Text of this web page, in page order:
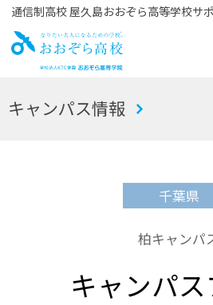
通信制高校 屋久島おおぞら高等学校サ
お
キャンパス情報
千葉県
柏キャンパ
キャンパ